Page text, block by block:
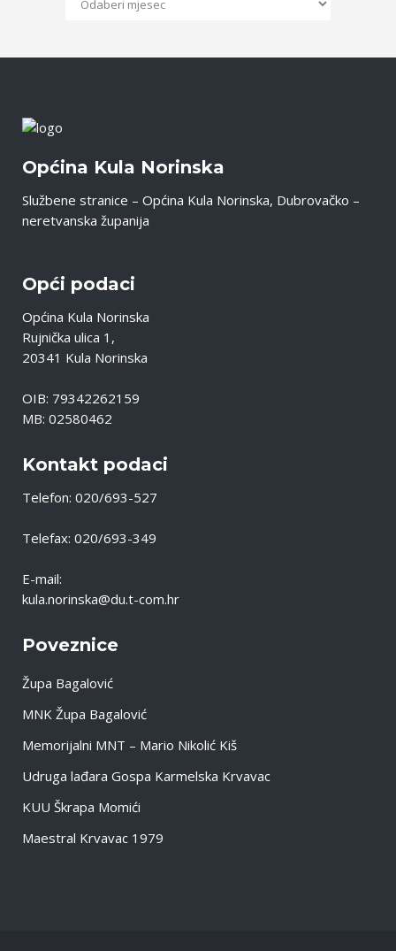
Općina Kula Norinska
Službene stranice – Općina Kula Norinska, Dubrovačko –
neretvanska županija
Opći podaci
Općina Kula Norinska
Rujnička ulica 1,
20341 Kula Norinska
OIB: 79342262159
MB: 02580462
Kontakt podaci
Telefon: 020/693-527
Telefax: 020/693-349
E-mail:
kula.norinska@du.t-com.hr
Poveznice
Župa Bagalović
MNK Župa Bagalović
Memorijalni MNT – Mario Nikolić Kiš
Udruga lađara Gospa Karmelska Krvavac
KUU Škrapa Momići
Maestral Krvavac 1979